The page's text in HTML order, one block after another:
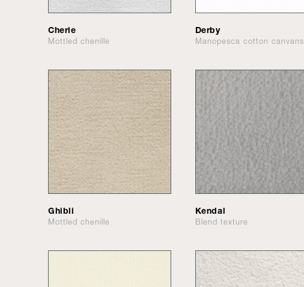
Cherie
Mottled chenille
Derby
Manopesca cotton canvans
Ghibli
Mottled chenille
Kendal
Blend texture